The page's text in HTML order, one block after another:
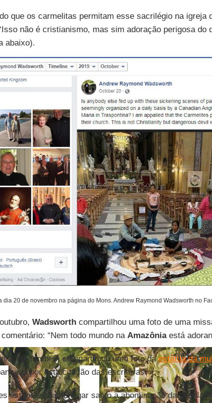
que os carmelitas permitam esse sacrilégio na igreja
não é cristianismo, mas sim adoração perigosa do
abaixo).
dia 20 de novembro na página do Mons. Andrew Raymond Wadsworth no
Wadsworthcompartilhou uma foto de uma
“Nem todo mundo na Amazôniaestá
ele também compartilhou uma foto daestátua da
por esta citação das escrituras:
estabelecida no lugar santo a abominação da